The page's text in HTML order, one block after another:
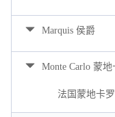
Marquis 侯爵
Monte Carlo 蒙地
法国蒙地卡